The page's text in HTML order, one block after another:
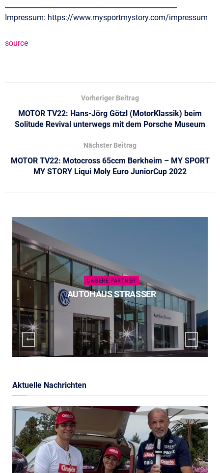
Impressum: https://www.mysportmystory.com/impressum
source
Vorheriger Beitrag
MOTOR TV22: Hans-Jörg Götzl (MotorKlassik) beim
Solitude Revival unterwegs mit dem Porsche Museum
Nächster Beitrag
MOTOR TV22: Motocross 65ccm Berkheim – MY SPORT
MY STORY Liqui Moly Euro JuniorCup 2022
UNSERE PARTNER
AUTOHAUS STRASSER
Aktuelle Nachrichten